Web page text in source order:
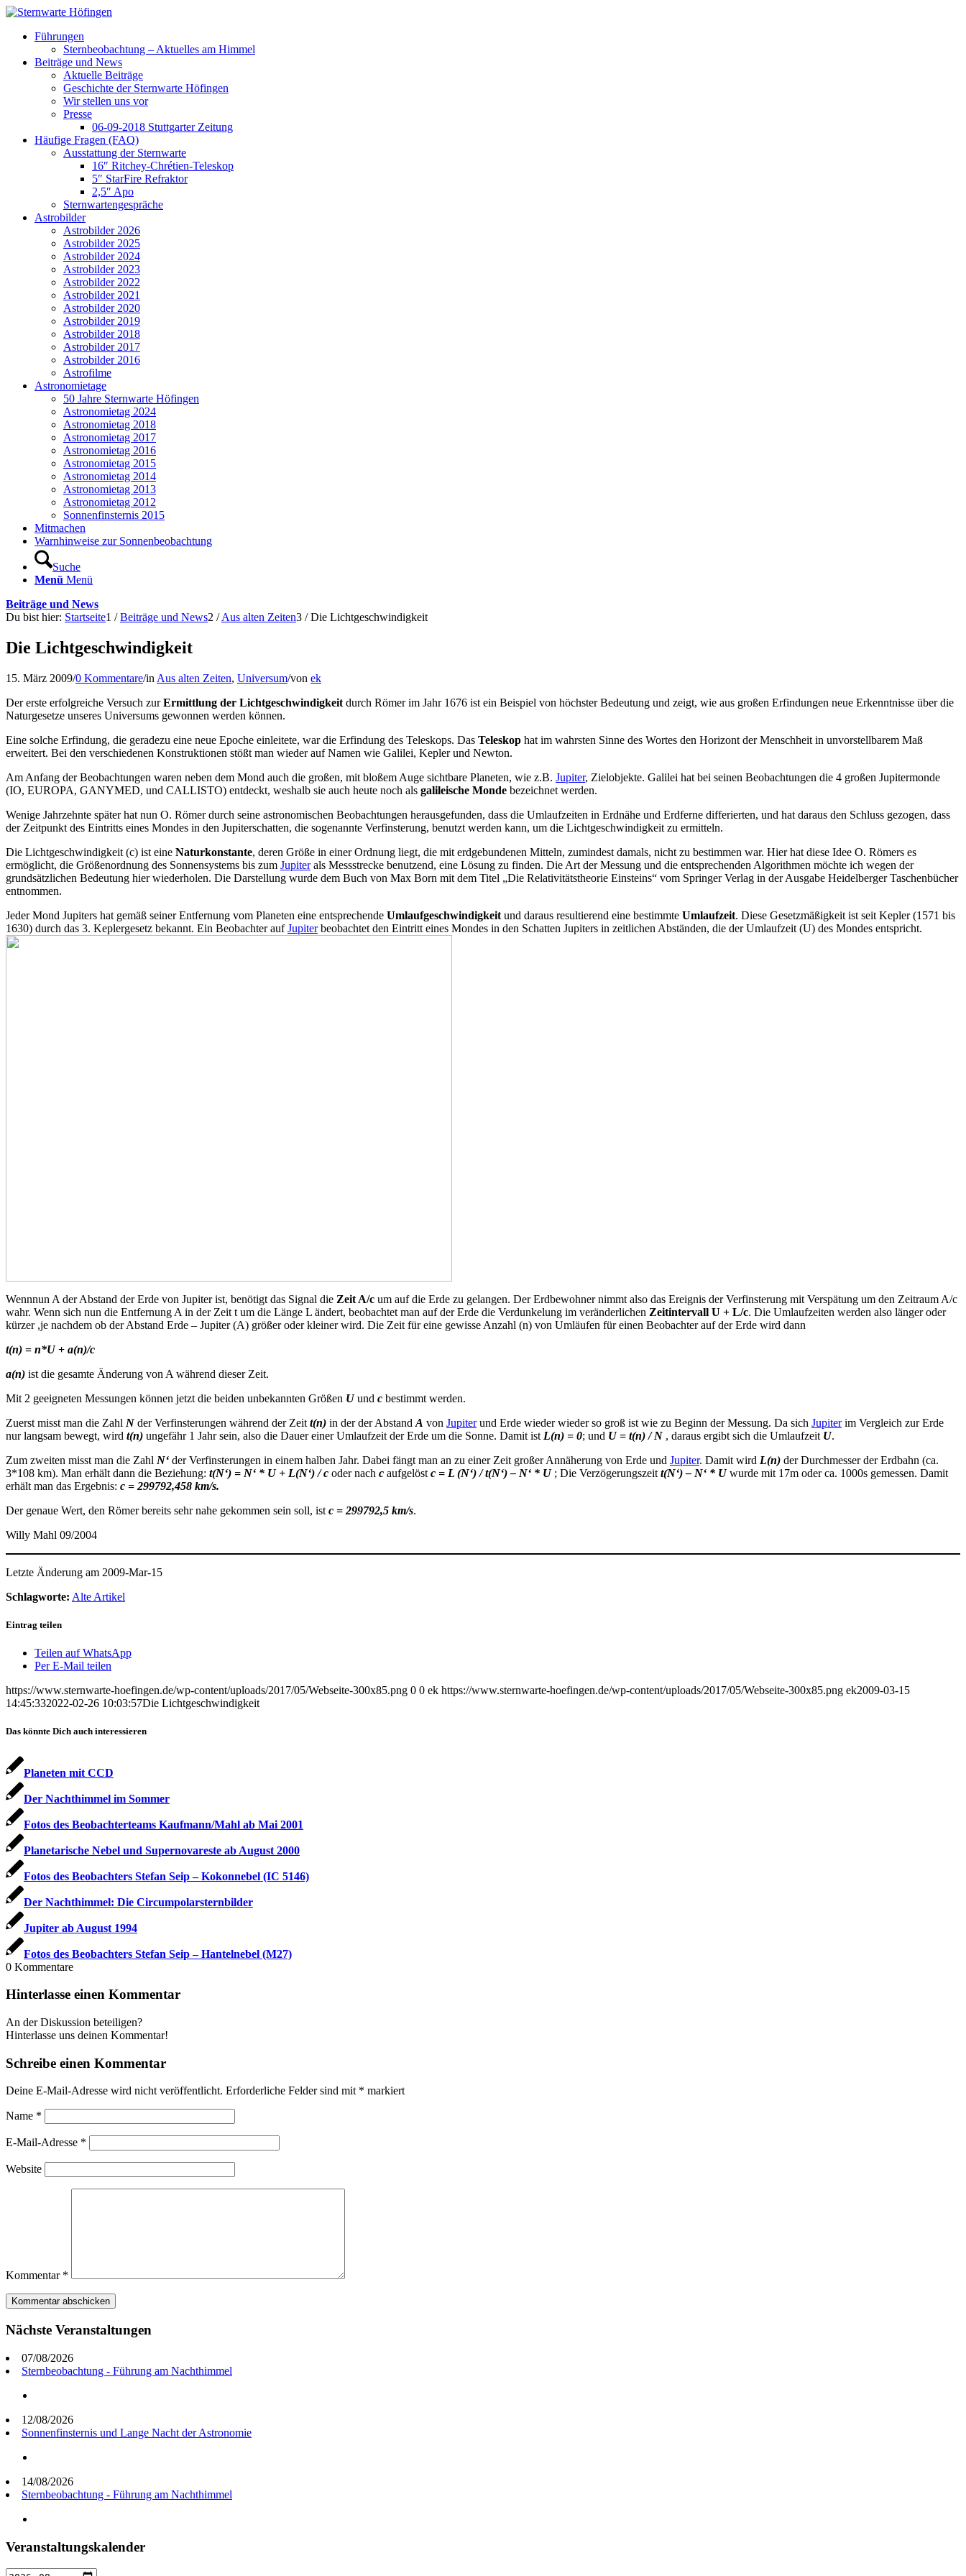
Führungen
Sternbeobachtung – Aktuelles am Himmel
Beiträge und News
Aktuelle Beiträge
Geschichte der Sternwarte Höfingen
Wir stellen uns vor
Presse
06-09-2018 Stuttgarter Zeitung
Häufige Fragen (FAQ)
Ausstattung der Sternwarte
16″ Ritchey-Chrétien-Teleskop
5″ StarFire Refraktor
2,5″ Apo
Sternwartengespräche
Astrobilder
Astrobilder 2026
Astrobilder 2025
Astrobilder 2024
Astrobilder 2023
Astrobilder 2022
Astrobilder 2021
Astrobilder 2020
Astrobilder 2019
Astrobilder 2018
Astrobilder 2017
Astrobilder 2016
Astrofilme
Astronomietage
50 Jahre Sternwarte Höfingen
Astronomietag 2024
Astronomietag 2018
Astronomietag 2017
Astronomietag 2016
Astronomietag 2015
Astronomietag 2014
Astronomietag 2013
Astronomietag 2012
Sonnenfinsternis 2015
Mitmachen
Warnhinweise zur Sonnenbeobachtung
Suche
Menü Menü
Beiträge und News
Du bist hier: Startseite1 / Beiträge und News2 / Aus alten Zeiten3 / Die Lichtgeschwindigkeit
Die Lichtgeschwindigkeit
15. März 2009/0 Kommentare/in Aus alten Zeiten, Universum/von ek
Der erste erfolgreiche Versuch zurErmittlung der Lichtgeschwindigkeit durch Römer im Jahr 1676 ist ein Beispiel von höchster Bedeutung und zeigt, wie aus großen Erfindungen neue Erkenntnisse über die
Naturgesetze unseres Universums gewonnen werden können.
Eine solche Erfindung, die geradezu eine neue Epoche einleitete, war die Erfindung des Teleskops. Das Teleskop hat im wahrsten Sinne des Wortes den Horizont der Menschheit in unvorstellbarem Maß
erweitert. Bei den verschiedenen Konstruktionen stößt man wieder auf Namen wie Galilei, Kepler und Newton.
Am Anfang der Beobachtungen waren neben dem Mond auch die großen, mit bloßem Auge sichtbare Planeten, wie z.B. Jupiter, Zielobjekte. Galilei hat bei seinen Beobachtungen die 4 großen Jupitermonde
(IO, EUROPA, GANYMED, und CALLISTO) entdeckt, weshalb sie auch heute noch als galileische Monde bezeichnet werden.
Wenige Jahrzehnte später hat nun O. Römer durch seine astronomischen Beobachtungen herausgefunden, dass die Umlaufzeiten in Erdnähe und Erdferne differierten, und hat daraus den Schluss gezogen, dass
der Zeitpunkt des Eintritts eines Mondes in den Jupiterschatten, die sogenannte Verfinsterung, benutzt werden kann, um die Lichtgeschwindigkeit zu ermitteln.
Die Lichtgeschwindigkeit (c) ist eine Naturkonstante, deren Größe in einer Ordnung liegt, die mit erdgebundenen Mitteln, zumindest damals, nicht zu bestimmen war. Hier hat diese Idee O. Römers es
ermöglicht, die Größenordnung des Sonnensystems bis zum Jupiterals Messstrecke benutzend, eine Lösung zu finden. Die Art der Messung und die entsprechenden Algorithmen möchte ich wegen der
grundsätzlichen Bedeutung hier wiederholen. Die Darstellung wurde dem Buch von Max Born mit dem Titel „Die Relativitätstheorie Einsteins“ vom Springer Verlag in der Ausgabe Heidelberger Taschenbücher
entnommen.
Jeder Mond Jupiters hat gemäß seiner Entfernung vom Planeten eine entsprechende Umlaufgeschwindigkeit und daraus resultierend eine bestimmte Umlaufzeit. Diese Gesetzmäßigkeit ist seit Kepler (1571 bis
1630) durch das 3. Keplergesetz bekannt. Ein Beobachter aufJupiterbeobachtet den Eintritt eines Mondes in den Schatten Jupiters in zeitlichen Abständen, die der Umlaufzeit (U) des Mondes entspricht.
Wennnun A der Abstand der Erde von Jupiter ist, benötigt das Signal die Zeit A/c um auf die Erde zu gelangen. Der Erdbewohner nimmt also das Ereignis der Verfinsterung mit Verspätung um den Zeitraum A/c
wahr. Wenn sich nun die Entfernung A in der Zeit t um die Länge L ändert, beobachtet man auf der Erde die Verdunkelung im veränderlichen Zeitintervall U + L/c. Die Umlaufzeiten werden also länger oder
kürzer ,je nachdem ob der Abstand Erde – Jupiter (A) größer oder kleiner wird. Die Zeit für eine gewisse Anzahl (n) von Umläufen für einen Beobachter auf der Erde wird dann
t(n) = n*U+ a(n)/c
a(n) ist die gesamte Änderung von A während dieser Zeit.
Mit 2 geeigneten Messungen können jetzt die beiden unbekannten Größen Uund c bestimmt werden.
Zuerst misst man die Zahl N der Verfinsterungen während der Zeit t(n) in der der Abstand A von Jupiterund Erde wieder wieder so groß ist wie zu Beginn der Messung. Da sich Jupiterim Vergleich zur Erde
nur langsam bewegt, wird t(n) ungefähr 1 Jahr sein, also die Dauer einer Umlaufzeit der Erde um die Sonne. Damit ist L(n) = 0; und U = t(n) / N , daraus ergibt sich die Umlaufzeit U.
Zum zweiten misst man die Zahl N‘ der Verfinsterungen in einem halben Jahr. Dabei fängt man an zu einer Zeit großer Annäherung von Erde und Jupiter. Damit wird L(n) der Durchmesser der Erdbahn (ca.
3*108 km). Man erhält dann die Beziehung: t(N‘) = N‘ * U + L(N‘) / c oder nach c aufgelöst c = L (N‘) / t(N‘) – N‘ * U; Die Verzögerungszeit t(N‘) – N‘ * Uwurde mit 17m oder ca. 1000s gemessen. Damit
erhält man das Ergebnis: c = 299792,458 km/s.
Der genaue Wert, den Römer bereits sehr nahe gekommen sein soll, ist c = 299792,5 km/s.
Willy Mahl 09/2004
Letzte Änderung am 2009-Mar-15
Schlagworte: Alte Artikel
Eintrag teilen
Teilen auf WhatsApp
Per E-Mail teilen
https://www.sternwarte-hoefingen.de/wp-content/uploads/2017/05/Webseite-300x85.png 0 0 ek https://www.sternwarte-hoefingen.de/wp-content/uploads/2017/05/Webseite-300x85.png ek2009-03-15
14:45:332022-02-26 10:03:57Die Lichtgeschwindigkeit
Das könnte Dich auch interessieren
Planeten mit CCD
Der Nachthimmel im Sommer
Fotos des Beobachterteams Kaufmann/Mahl ab Mai 2001
Planetarische Nebel und Supernovareste ab August 2000
Fotos des Beobachters Stefan Seip – Kokonnebel (IC 5146)
Der Nachthimmel: Die Circumpolarsternbilder
Jupiter ab August 1994
Fotos des Beobachters Stefan Seip – Hantelnebel (M27)
0 Kommentare
Hinterlasse einen Kommentar
An der Diskussion beteiligen?
Hinterlasse uns deinen Kommentar!
Schreibe einen Kommentar
Deine E-Mail-Adresse wird nicht veröffentlicht. Erforderliche Felder sind mit * markiert
Name *
E-Mail-Adresse *
Website
Kommentar *
Nächste Veranstaltungen
07/08/2026
Sternbeobachtung - Führung am Nachthimmel
12/08/2026
Sonnenfinsternis und Lange Nacht der Astronomie
14/08/2026
Sternbeobachtung - Führung am Nachthimmel
Veranstaltungskalender